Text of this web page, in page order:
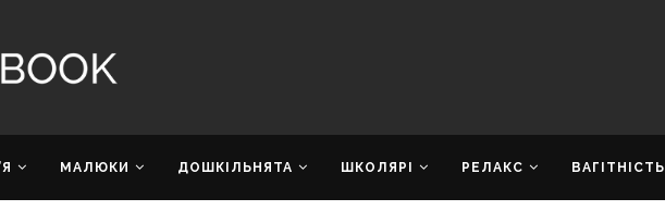
МАЛЮКИ ДОШКІЛЬНЯТА ШКОЛЯРІ РЕЛАКС ВАГІТНІСТЬ